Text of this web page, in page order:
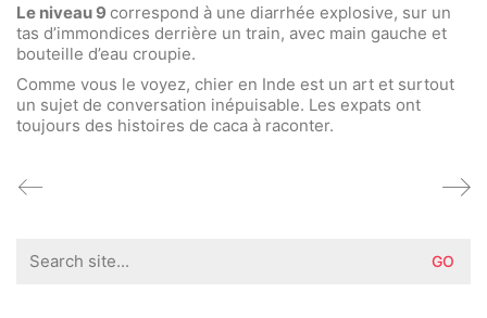
Le niveau 9 correspond à une diarrhée explosive, sur un
tas d’immondices derrière un train, avec main gauche et
bouteille d’eau croupie.
Comme vous le voyez, chier en Inde est un art et surtout
un sujet de conversation inépuisable. Les expats ont
toujours des histoires de caca à raconter.
for: